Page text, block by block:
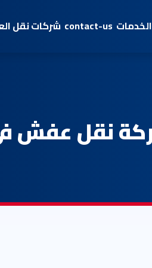
الخدمات contact-us شركات نقل
نقل عفش